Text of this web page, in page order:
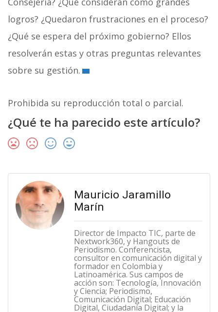
logros? ¿Quedaron frustraciones en el proceso?
¿Qué se espera del próximo gobierno? Ellos
resolverán estas y otras preguntas relevantes
sobre su gestión.
Prohibida su reproducción total o parcial.
¿Qué te ha parecido este artículo?
Mauricio Jaramillo
Marín
Director de Impacto TIC, parte de
Nextwork360, y Hangouts de
Periodismo. Conferencista,
consultor en comunicación digital y
formador en Colombia y
Latinoamérica. Sus campos de
acción son: Tecnología, Innovación
y Ciencia; Periodismo,
Comunicación Digital; Educación
Digital, Ciudadanía Digital; y la